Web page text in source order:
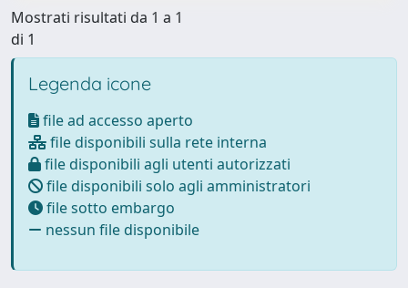
Mostrati risultati da 1 a 1
di 1
Legenda icone
file ad accesso aperto
file disponibili sulla rete interna
file disponibili agli utenti autorizzati
file disponibili solo agli amministratori
file sotto embargo
nessun file disponibile